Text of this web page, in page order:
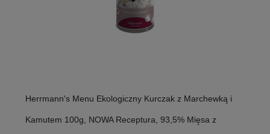
Herrmann's Menu Ekologiczny Kurczak z Marchewką i
Kamutem 100g, NOWA Receptura, 93,5% Mięsa z